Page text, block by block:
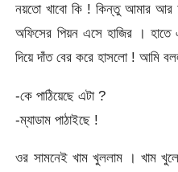
নয়তো খাবো কি ! কিন্তু আমার আর
অফিসের পিয়ন এসে হাজির ।
দিয়ে দাঁত বের করে হাসলো ! আমি
-কে পাঠিয়েছে এটা ?
-ম্যাডাম পাঠাইছে !
ওর সামনেই খাম খুললাম । খাম